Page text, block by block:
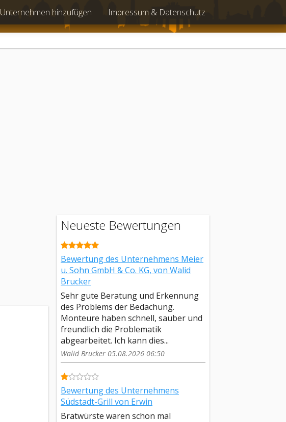
Unternehmen hinzufügen Impressum & Datenschutz
Neueste Bewertungen
Bewertung des Unternehmens Meier
u. Sohn GmbH & Co. KG, von Walid
Brucker
Sehr gute Beratung und Erkennung
des Problems der Bedachung.
Monteure haben schnell, sauber und
freundlich die Problematik
abgearbeitet. Ich kann dies...
Walid Brucker 05.08.2026 06:50
Bewertung des Unternehmens
Südstadt-Grill von Erwin
Bratwürste waren schon mal